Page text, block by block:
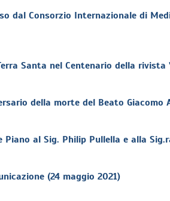
dal Consorzio Internazionale di
Santa nel Centenario della rivista
della morte del Beato Giacomo
al Sig. Philip Pullella e alla
(24 maggio 2021)